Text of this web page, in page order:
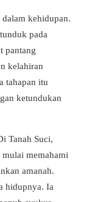
kehidupan.
pada
pantang
kelahiran
tahapan itu
ketundukan
Tanah Suci,
mulai memahami
amanah.
hidupnya. Ia